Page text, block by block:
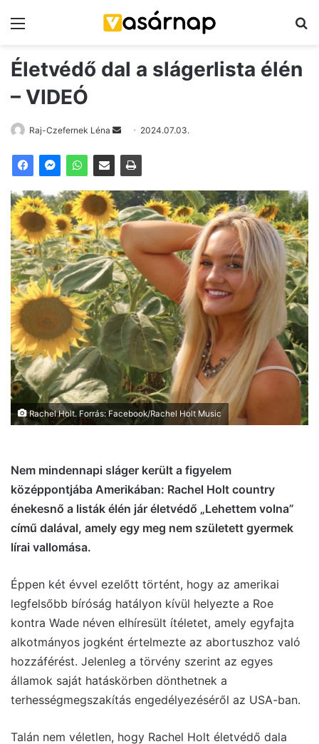
Életvédő dal a slágerlista élén
– VIDEÓ
Raj-Czefernek Léna
n
a
n
e
m
a
i
l
2024.07.03.
Rachel Holt. Forrás: Facebook/Rachel Holt Music
Nem mindennapi sláger került a figyelem
középpontjába Amerikában: Rachel Holt country
énekesnő a listák élén jár életvédő „Lehettem volna”
című dalával, amely egy meg nem született gyermek
lírai vallomása.
Éppen két évvel ezelőtt történt, hogy az amerikai
legfelsőbb bíróság hatályon kívül helyezte a Roe
kontra Wade néven elhíresült ítéletet, amely egyfajta
alkotmányos jogként értelmezte az abortuszhoz való
hozzáférést. Jelenleg a törvény szerint az egyes
államok saját hatáskörben dönthetnek a
terhességmegszakítás engedélyezéséről az USA-ban.
Talán nem véletlen, hogy Rachel Holt életvédő dala